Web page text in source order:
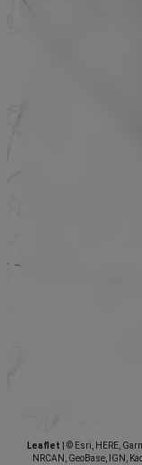
Leaflet
© Esri, HERE,
NRCAN, GeoBase, IGN,